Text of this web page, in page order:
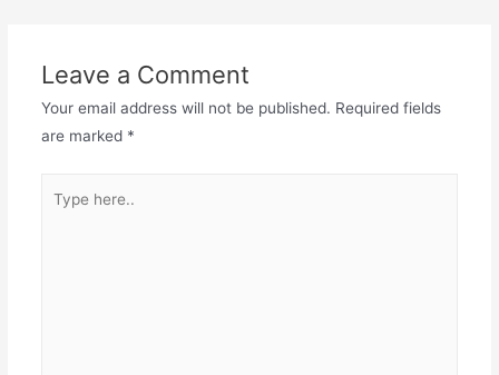
Leave a Comment
Your email address will not be published. Required fields
are marked *
here..